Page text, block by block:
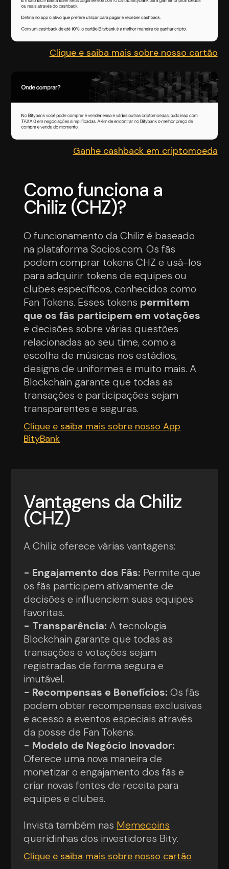
Clique e saiba mais sobre nosso cartão
Ganhe cashback em criptomoeda
Como funciona a
Chiliz (CHZ)?
O funcionamento da Chiliz é baseado
na plataforma Socios.com. Os fãs
podem comprar tokens CHZ e usá-los
para adquirir tokens de equipes ou
clubes específicos, conhecidos como
Fan Tokens. Esses tokens permitem
que os fãs participem em votações
e decisões sobre várias questões
relacionadas ao seu time, como a
escolha de músicas nos estádios,
designs de uniformes e muito mais. A
Blockchain garante que todas as
transações e participações sejam
transparentes e seguras.
Clique e saiba mais sobre nosso App
BityBank
Vantagens da Chiliz
(CHZ)
A Chiliz oferece várias vantagens:
- Engajamento dos Fãs: Permite que
os fãs participem ativamente de
decisões e influenciem suas equipes
favoritas.
- Transparência: A tecnologia
Blockchain garante que todas as
transações e votações sejam
registradas de forma segura e
imutável.
- Recompensas e Benefícios: Os fãs
podem obter recompensas exclusivas
e acesso a eventos especiais através
da posse de Fan Tokens.
- Modelo de Negócio Inovador:
Oferece uma nova maneira de
monetizar o engajamento dos fãs e
criar novas fontes de receita para
equipes e clubes.
Invista também nas Memecoins
queridinhas dos investidores Bity.
Clique e saiba mais sobre nosso cartão